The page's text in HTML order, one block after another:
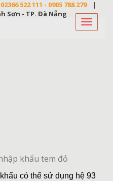
02366 522 111 - 0905 788 279
|
Sơn - TP. Đà Nẵng
Toggle
khẩu tem đỏ
có thể sử dụng hệ 93